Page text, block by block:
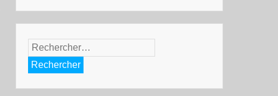
Rechercher :